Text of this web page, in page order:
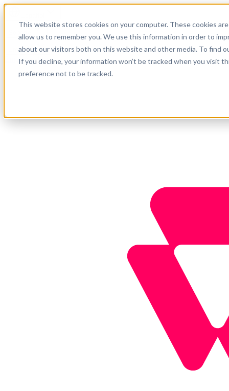
This website stores cookies on your computer. These cookies
allow us to remember you. We use this information in order to
about our visitors both on this website and other media. To find
If you decline, your information won’t be tracked when you visit
preference not to be tracked.
Soporte
Empresa
Empieza ahora